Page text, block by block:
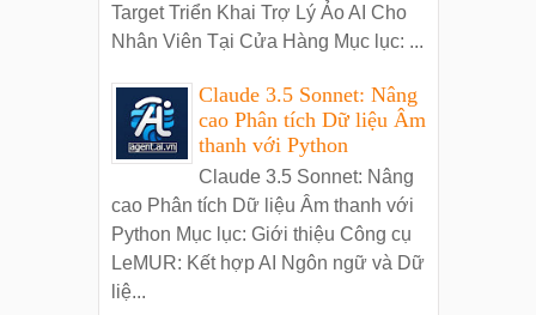
Target Triển Khai Trợ Lý Ảo AI Cho
Nhân Viên Tại Cửa Hàng Mục lục: ...
Claude 3.5 Sonnet: Nâng
cao Phân tích Dữ liệu Âm
thanh với Python
Claude 3.5 Sonnet: Nâng
cao Phân tích Dữ liệu Âm thanh với
Python Mục lục: Giới thiệu Công cụ
LeMUR: Kết hợp AI Ngôn ngữ và Dữ
liệ...